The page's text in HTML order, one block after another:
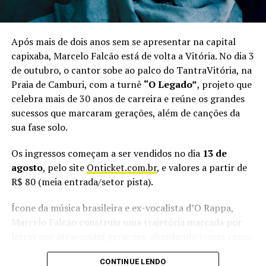
a trajetória do grupo. “O público pode esperar um show
com músicas do nosso DVD acústico, mas também com
aquelas que fazem parte da nossa história e que a galera
do Espírito Santo conhece muito bem”, adianta o
vocalista.
Além do Alma Djem, o Vix Reggae Festival terá no line
up as bandas Adão Negro, Rasta Joint e Filosofia Reggae.
Ao todo, serão mais 14 horas de música à beira-mar,
reunindo artistas de diferentes gerações do reggae
brasileiro.
Vix Reggae Festival
Local:Oásis Beach Club, Vitória
Atrações:Adão Negro, Alma Djem, Rasta Joint, Filosofia
Após mais de dois anos sem se apresentar na capital
capixaba, Marcelo Falcão está de volta a Vitória. No dia 3
de outubro, o cantor sobe ao palco do TantraVitória, na
Praia de Camburi, com a turnê “O Legado”, projeto que
celebra mais de 30 anos de carreira e reúne os grandes
sucessos que marcaram gerações, além de canções da
sua fase solo.
Os ingressos começam a ser vendidos no dia 13 de
agosto, pelo site Onticket.com.br, e valores a partir de
R$ 80 (meia entrada/setor pista).
Ícone da música brasileira e ex-vocalista d’O Rappa,
Marcelo Falcão construiu uma trajetória marcada por
esperança, resistência, liberdade e fé. Desde o
CONTINUE LENDO